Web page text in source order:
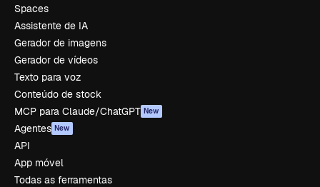
Spaces
Assistente de IA
Gerador de imagens
Gerador de vídeos
Texto para voz
Conteúdo de stock
MCP para Claude/ChatGPT New
Agentes New
API
App móvel
Todas as ferramentas